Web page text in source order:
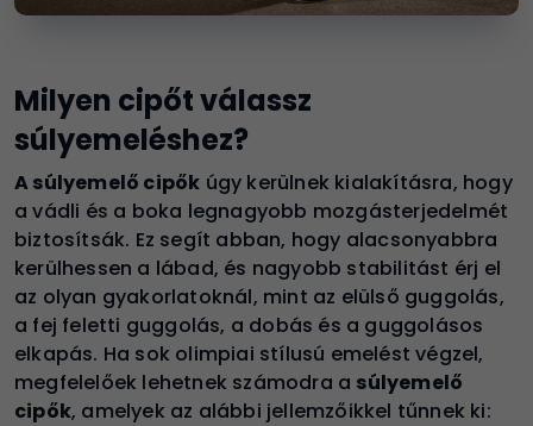
Milyen cipőt válassz
súlyemeléshez?
A súlyemelő cipők úgy kerülnek kialakításra, hogy
a vádli és a boka legnagyobb mozgásterjedelmét
biztosítsák. Ez segít abban, hogy alacsonyabbra
kerülhessen a lábad, és nagyobb stabilitást érj el
az olyan gyakorlatoknál, mint az elülső guggolás,
a fej feletti guggolás, a dobás és a guggolásos
elkapás. Ha sok olimpiai stílusú emelést végzel,
megfelelőek lehetnek számodra a súlyemelő
cipők, amelyek az alábbi jellemzőikkel tűnnek ki: